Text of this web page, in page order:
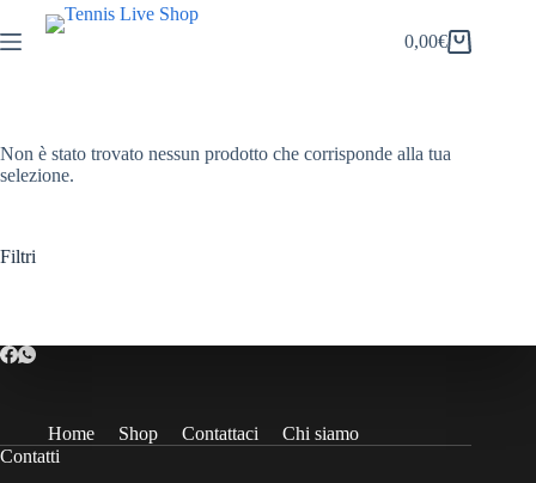
al
contenuto
Carrello
0,00€
Non è stato trovato nessun prodotto che corrisponde alla tua
selezione.
Filtri
Home Shop Contattaci
Chi siamo
Contatti